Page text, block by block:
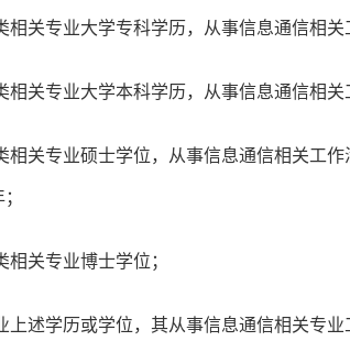
相关专业大学专科学历，从事信息通信相关
相关专业大学本科学历，从事信息通信相关
相关专业硕士学位，从事信息通信相关工
关专业博士学位；
上述学历或学位，其从事信息通信相关专业